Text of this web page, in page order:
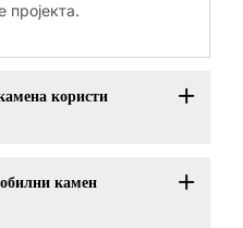
пројекта.
користи
камен